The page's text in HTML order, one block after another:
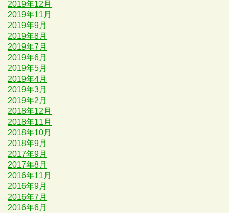
2019年12月
2019年11月
2019年9月
2019年8月
2019年7月
2019年6月
2019年5月
2019年4月
2019年3月
2019年2月
2018年12月
2018年11月
2018年10月
2018年9月
2017年9月
2017年8月
2016年11月
2016年9月
2016年7月
2016年6月